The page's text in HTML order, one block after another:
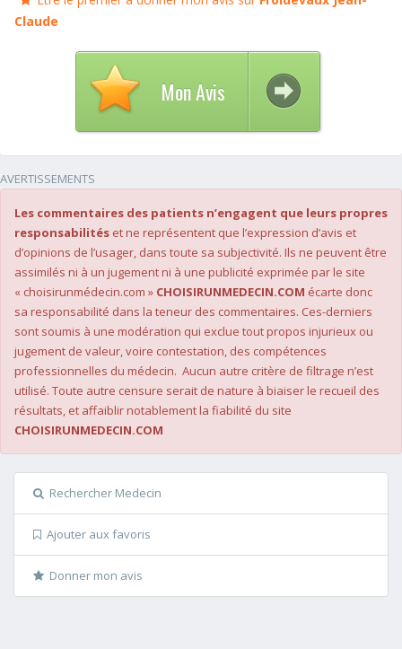
Claude
Mon Avis
AVERTISSEMENTS
Les commentaires des patients n’engagent que leurs propres
responsabilités et ne représentent que l’expression d’avis et
d’opinions de l’usager, dans toute sa subjectivité. Ils ne peuvent être
assimilés ni à un jugement ni à une publicité exprimée par le site
« choisirunmédecin.com » CHOISIRUNMEDECIN.COM écarte donc
sa responsabilité dans la teneur des commentaires. Ces-derniers
sont soumis à une modération qui exclue tout propos injurieux ou
jugement de valeur, voire contestation, des compétences
professionnelles du médecin. Aucun autre critère de filtrage n’est
utilisé. Toute autre censure serait de nature à biaiser le recueil des
résultats, et affaiblir notablement la fiabilité du site
CHOISIRUNMEDECIN.COM
Rechercher Medecin
Ajouter aux favoris
Donner mon avis